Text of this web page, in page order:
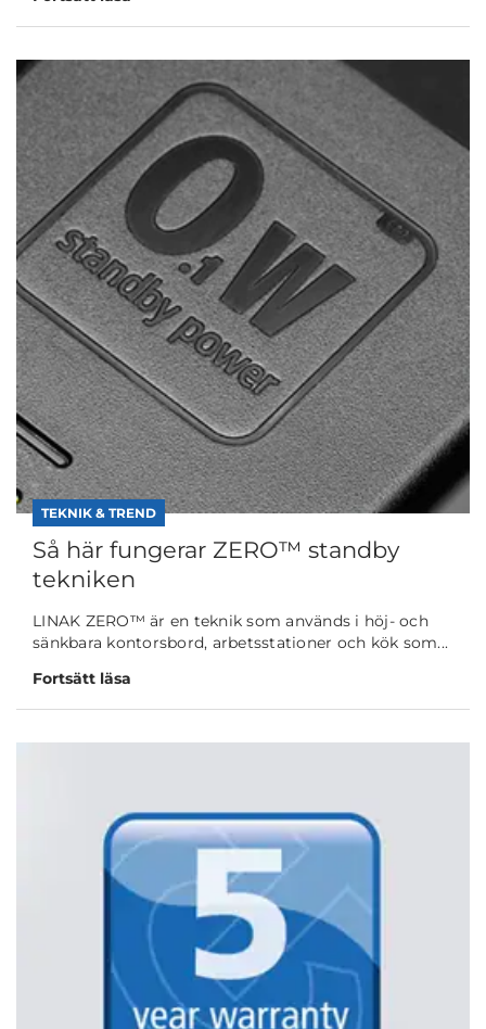
TEKNIK & TREND
Så här fungerar ZERO™ standby
tekniken
LINAK ZERO™ är en teknik som används i höj- och
sänkbara kontorsbord, arbetsstationer och kök som...
Fortsätt läsa